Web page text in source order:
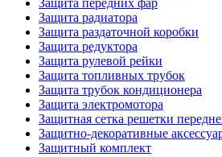
Защита передних фар
Защита радиатора
Защита раздаточной коробки
Защита редуктора
Защита рулевой рейки
Защита топливных трубок
Защита трубок кондиционера
Защита электромотора
Защитная сетка решетки
Защитно-декоративные
Защитный комплект